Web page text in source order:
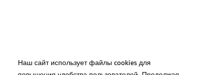
Наш сайт использует файлы cookies для